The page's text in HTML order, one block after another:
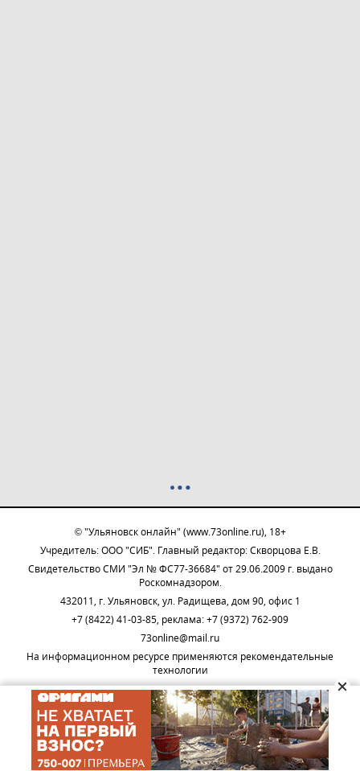
© "Ульяновск онлайн" (www.73online.ru), 18+
Учредитель: ООО "СИБ". Главный редактор: Скворцова Е.В.
Свидетельство СМИ "Эл № ФС77-36684" от 29.06.2009 г. выдано
Роскомнадзором.
432011, г. Ульяновск, ул. Радищева, дом 90, офис 1
+7 (8422) 41-03-85, реклама: +7 (9372) 762-909
73online@mail.ru
На информационном ресурсе применяются рекомендательные
технологии